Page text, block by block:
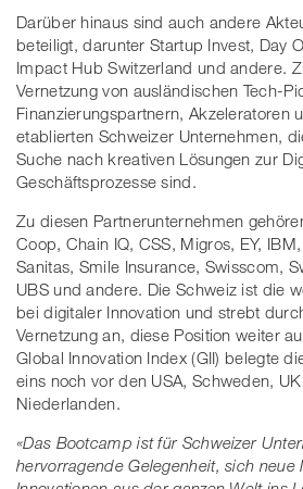
Darüber hinaus sind auch andere
beteiligt, darunter Startup Invest, Day
Impact Hub Switzerland und andere.
Vernetzung von ausländischen Tech-
Finanzierungspartnern, Akzeleratoren
etablierten Schweizer Unternehmen,
Suche nach kreativen Lösungen zur
Geschäftsprozesse sind.
Zu diesen Partnerunternehmen
Coop, Chain IQ, CSS, Migros, EY,
Sanitas, Smile Insurance, Swisscom,
UBS und andere. Die Schweiz ist die
bei digitaler Innovation und strebt
Vernetzung an, diese Position weiter
Global Innovation Index (GII) belegte
eins noch vor den USA, Schweden,
Niederlanden.
«Das Bootcamp ist für Schweizer
hervorragende Gelegenheit, sich neue